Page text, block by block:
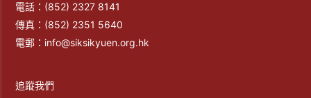
電話： (852) 2327 8141
傳真： (852) 2351 5640
電郵： info@siksikyuen.org.hk
追蹤我們